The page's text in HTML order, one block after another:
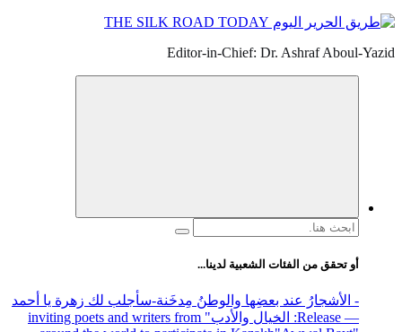
Editor-in-Chief: Dr. Ashraf Aboul-Yazid
البحث
أو تحقق من الفئات الشعبية لدينا...
- الأشجارُ عند بعضِها والوطنُ مِدخَنة-سأجلب لك زهرة يا أحمد
— Release
: الخيال والأدب
" inviting poets and writers from